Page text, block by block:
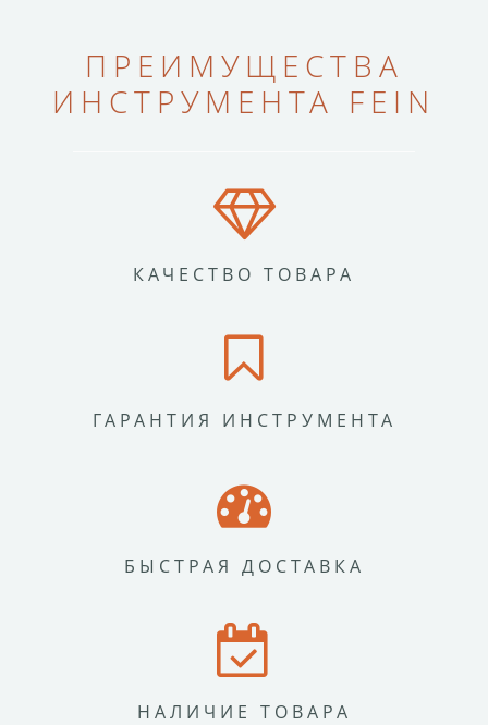
ПРЕИМУЩЕСТВА
ИНСТРУМЕНТА FEIN
КАЧЕСТВО ТОВАРА
ГАРАНТИЯ ИНСТРУМЕНТА
БЫСТРАЯ ДОСТАВКА
НАЛИЧИЕ ТОВАРА